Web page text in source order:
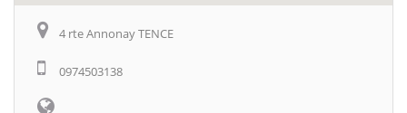
4 rte Annonay TENCE
0974503138